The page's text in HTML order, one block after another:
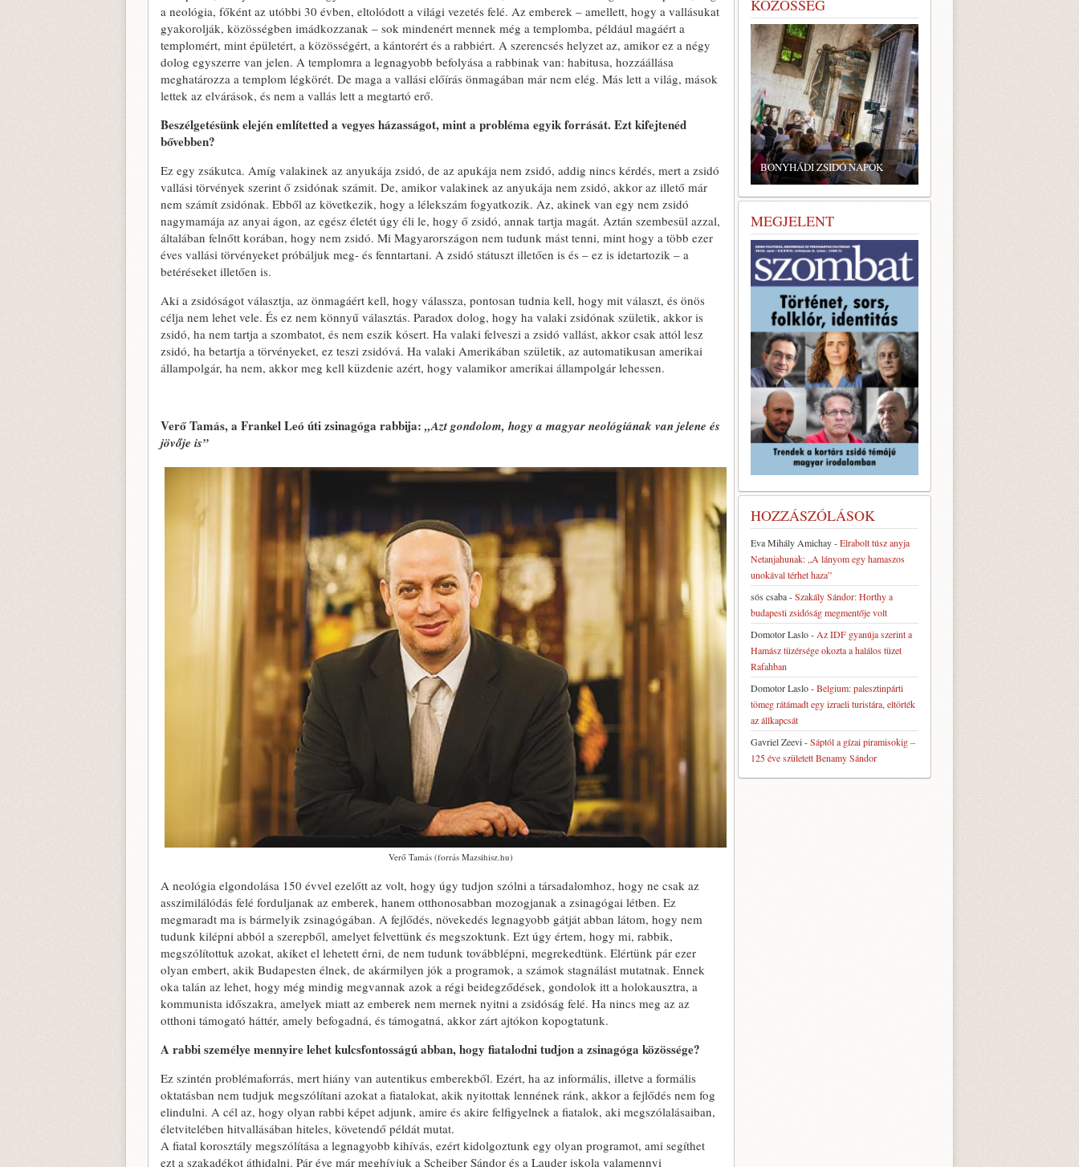
a neológia, főként az utóbbi 30 évben, eltolódott a világi vezetés felé. Az emberek – amellett, hogy a vallásukat
gyakorolják, közösségben imádkozzanak – sok mindenért mennek még a templomba, például magáért a
templomért, mint épületért, a közösségért, a kántorért és a rabbiért. A szerencsés helyzet az, amikor ez a négy
dolog egyszerre van jelen. A templomra a legnagyobb befolyása a rabbinak van: habitusa, hozzáállása
meghatározza a templom légkörét. De maga a vallási előírás önmagában már nem elég. Más lett a világ, mások
lettek az elvárások, és nem a vallás lett a megtartó erő.
Beszélgetésünk elején említetted a vegyes házasságot, mint a probléma egyik forrását. Ezt kifejtenéd
bővebben?
Ez egy zsákutca. Amíg valakinek az anyukája zsidó, de az apukája nem zsidó, addig nincs kérdés, mert a zsidó
vallási törvények szerint ő zsidónak számit. De, amikor valakinek az anyukája nem zsidó, akkor az illető már
nem számít zsidónak. Ebből az következik, hogy a lélekszám fogyatkozik. Az, akinek van egy nem zsidó
nagymamája az anyai ágon, az egész életét úgy éli le, hogy ő zsidó, annak tartja magát. Aztán szembesül azzal,
általában felnőtt korában, hogy nem zsidó. Mi Magyarországon nem tudunk mást tenni, mint hogy a több ezer
éves vallási törvényeket próbáljuk meg- és fenntartani. A zsidó státuszt illetően is és – ez is idetartozik – a
betéréseket illetően is.
Aki a zsidóságot választja, az önmagáért kell, hogy válassza, pontosan tudnia kell, hogy mit választ, és önös
célja nem lehet vele. És ez nem könnyű választás. Paradox dolog, hogy ha valaki zsidónak születik, akkor is
zsidó, ha nem tartja a szombatot, és nem eszik kósert. Ha valaki felveszi a zsidó vallást, akkor csak attól lesz
zsidó, ha betartja a törvényeket, ez teszi zsidóvá. Ha valaki Amerikában születik, az automatikusan amerikai
állampolgár, ha nem, akkor meg kell küzdenie azért, hogy valamikor amerikai állampolgár lehessen.
Verő Tamás, a Frankel Leó úti zsinagóga rabbija: „Azt gondolom, hogy a magyar neológiának van jelene és
jövője is”
Verő Tamás (forrás Mazsihisz.hu)
A neológia elgondolása 150 évvel ezelőtt az volt, hogy úgy tudjon szólni a társadalomhoz, hogy ne csak az
asszimilálódás felé forduljanak az emberek, hanem otthonosabban mozogjanak a zsinagógai létben. Ez
megmaradt ma is bármelyik zsinagógában. A fejlődés, növekedés legnagyobb gátját abban látom, hogy nem
tudunk kilépni abból a szerepből, amelyet felvettünk és megszoktunk. Ezt úgy értem, hogy mi, rabbik,
megszólítottuk azokat, akiket el lehetett érni, de nem tudunk továbblépni, megrekedtünk. Elértünk pár ezer
olyan embert, akik Budapesten élnek, de akármilyen jók a programok, a számok stagnálást mutatnak. Ennek
oka talán az lehet, hogy még mindig megvannak azok a régi beidegződések, gondolok itt a holokausztra, a
kommunista időszakra, amelyek miatt az emberek nem mernek nyitni a zsidóság felé. Ha nincs meg az az
otthoni támogató háttér, amely befogadná, és támogatná, akkor zárt ajtókon kopogtatunk.
A rabbi személye mennyire lehet kulcsfontosságú abban, hogy fiatalodni tudjon a zsinagóga közössége?
Ez szintén problémaforrás, mert hiány van autentikus emberekből. Ezért, ha az informális, illetve a formális
oktatásban nem tudjuk megszólítani azokat a fiatalokat, akik nyitottak lennének ránk, akkor a fejlődés nem fog
elindulni. A cél az, hogy olyan rabbi képet adjunk, amire és akire felfigyelnek a fiatalok, aki megszólalásaiban,
életvitelében hitvallásában hiteles, követendő példát mutat.
A fiatal korosztály megszólítása a legnagyobb kihívás, ezért kidolgoztunk egy olyan programot, ami segíthet
ezt a szakadékot áthidalni. Pár éve már meghívjuk a Scheiber Sándor és a Lauder iskola valamennyi
KÖZÖSSÉG
ZSIDÓ GASZTRONÓMIAI
TALÁLKOZÓ A BONYHÁDI
ZSINAGÓGÁBAN
MEGJELENT
HOZZÁSZÓLÁSOK
Eva Mihály Amichay-Elrabolt túsz anyja
Netanjahunak: „A lányom egy hamaszos
unokával térhet haza”
sós csaba-Szakály Sándor: Horthy a
budapesti zsidóság megmentője volt
Domotor Laslo- Az IDF gyanúja szerint a
Hamász tüzérsége okozta a halálos tüzet
Rafahban
Domotor Laslo-Belgium: palesztinpárti
tömeg rátámadt egy izraeli turistára, eltörték
az állkapcsát
Gavriel Zeevi-Sáptól a gízai piramisokig –
125 éve született Benamy Sándor